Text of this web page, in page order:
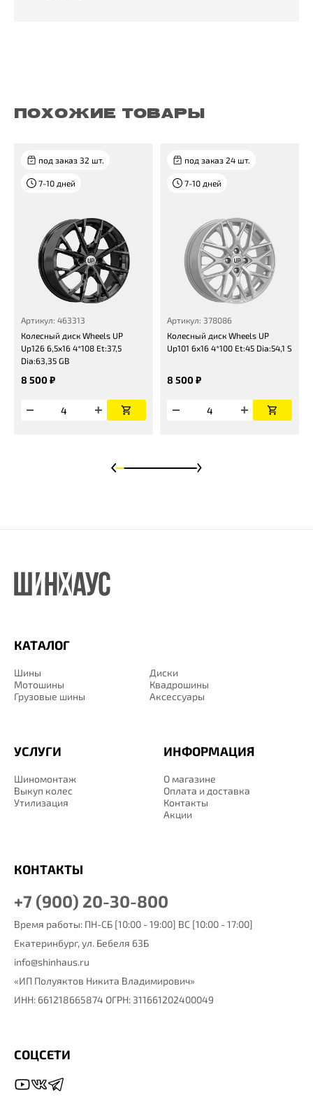
ПОХОЖИЕ ТОВАРЫ
под заказ 32 шт.
7-10 дней
Артикул: 463313
Колесный диск Wheels UP
Up126 6,5x16 4*108 Et:37,5
Dia:63,35 GB
8 500 ₽
под заказ 24 шт.
7-10 дней
Артикул: 378086
Колесный диск Wheels UP
Up101 6x16 4*100 Et:45 Dia:54,1 S
8 500 ₽
КАТАЛОГ
Шины
Диски
Мотошины
Квадрошины
Грузовые шины
Аксессуары
ИНФОРМАЦИЯ
О магазине
Оплата и доставка
Контакты
Акции
УСЛУГИ
Шиномонтаж
Выкуп колес
Утилизация
КОНТАКТЫ
+7 (900) 20-30-800
Время работы: ПН-СБ [10:00 - 19:00] ВС [10:00 - 17:00]
Екатеринбург, ул. Бебеля 63Б
info@shinhaus.ru
«ИП Полуяктов Никита Владимирович»
ИНН: 661218665874 ОГРН: 311661202400049
СОЦСЕТИ